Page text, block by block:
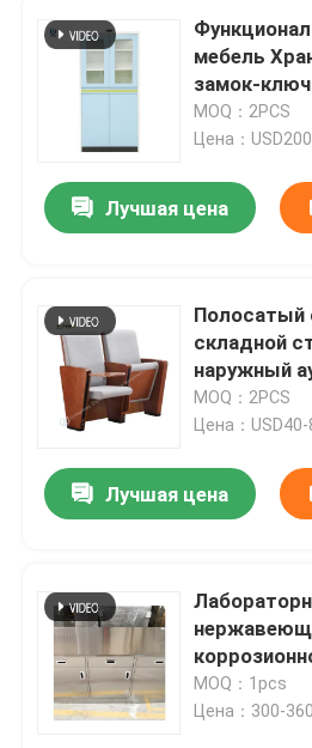
мебель
замок-
двери
MOQ：2PCS
Цена：
Лучшая цена
Полосатый
складной
наружный
места 15 ~
MOQ：2PCS
Цена：USD40-
Лучшая цена
MOQ：1pcs
Цена：300-